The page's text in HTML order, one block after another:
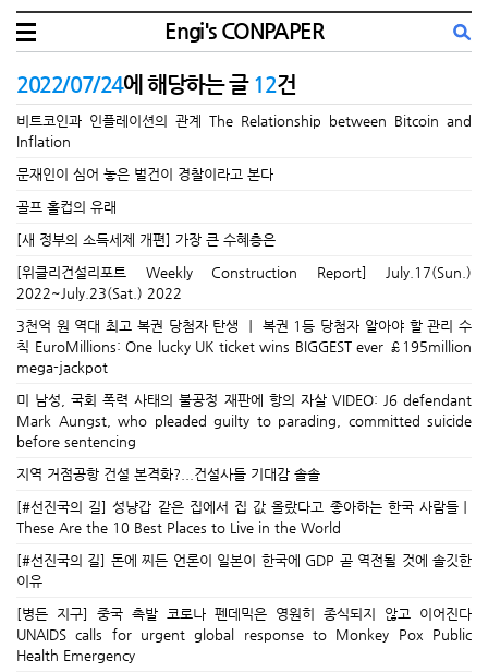
Engi's CONPAPER
2022/07/24에 해당하는 글 12건
비트코인과 인플레이션의 관계 The Relationship between Bitcoin and
Inflation
문재인이 심어 놓은 벌건이 경찰이라고 본다
골프 홀컵의 유래
[새 정부의 소득세제 개편] 가장 큰 수혜층은
[위클리건설리포트 Weekly Construction Report] July.17(Sun.)
2022~July.23(Sat.) 2022
3천억 원 역대 최고 복권 당첨자 탄생 ㅣ 복권 1등 당첨자 알아야 할 관리 수
칙 EuroMillions: One lucky UK ticket wins BIGGEST ever £195million
mega-jackpot
미 남성, 국회 폭력 사태의 불공정 재판에 항의 자살 VIDEO: J6 defendant
Mark Aungst, who pleaded guilty to parading, committed suicide
before sentencing
지역 거점공항 건설 본격화?...건설사들 기대감 솔솔
[#선진국의 길] 성냥갑 같은 집에서 집 값 올랐다고 좋아하는 한국 사람들ㅣ
These Are the 10 Best Places to Live in the World
[#선진국의 길] 돈에 찌든 언론이 일본이 한국에 GDP 곧 역전될 것에 솔깃한
이유
[병든 지구] 중국 촉발 코로나 펜데믹은 영원히 종식되지 않고 이어진다
UNAIDS calls for urgent global response to Monkey Pox Public
Health Emergency